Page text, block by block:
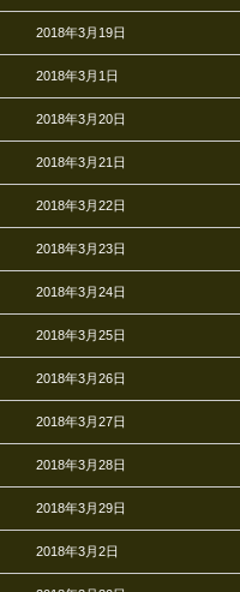
2018年3月19日
2018年3月1日
2018年3月20日
2018年3月21日
2018年3月22日
2018年3月23日
2018年3月24日
2018年3月25日
2018年3月26日
2018年3月27日
2018年3月28日
2018年3月29日
2018年3月2日